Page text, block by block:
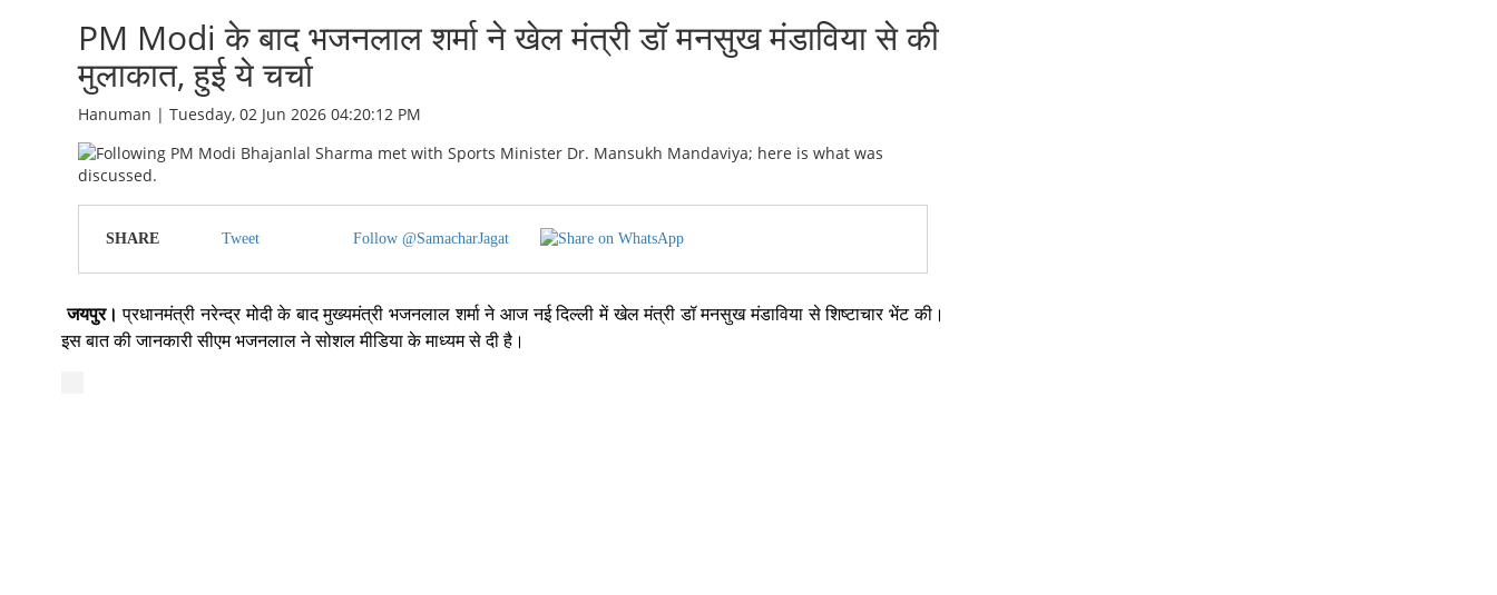
PM Modi के बाद भजनलाल शर्मा ने खेल मंत्री डॉ मनसुख मंडाविया से की
मुलाकात, हुई ये चर्चा
Hanuman | Tuesday, 02 Jun 2026 04:20:12 PM
SHARE Tweet Follow @SamacharJagat
जयपुर।प्रधानमंत्री नरेन्द्र मोदी के बाद मुख्यमंत्री भजनलाल शर्मा ने आज नई दिल्ली में खेल मंत्री डॉ मनसुख मंडाविया से शिष्टाचार भेंट की।
इस बात की जानकारी सीएम भजनलाल ने सोशल मीडिया के माध्यम से दी है।